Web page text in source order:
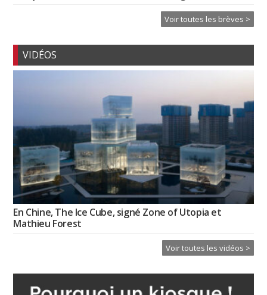
Voir toutes les brèves >
VIDÉOS
En Chine, The Ice Cube, signé Zone of Utopia et
Mathieu Forest
Voir toutes les vidéos >